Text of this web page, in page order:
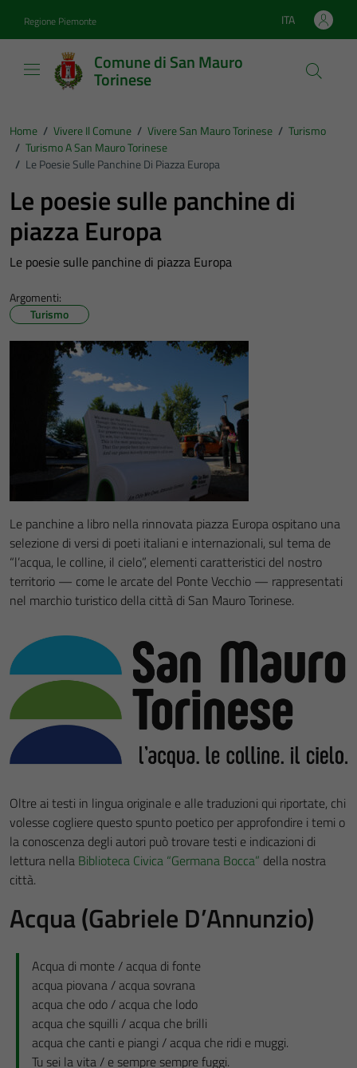
Regione Piemonte Lingua attiva:
ITA
Comune di San Mauro
Torinese
Home / Vivere Il Comune / Vivere San Mauro Torinese / Turismo
/ Turismo A San Mauro Torinese
/ Le Poesie Sulle Panchine Di Piazza Europa
Le poesie sulle panchine di
piazza Europa
Le poesie sulle panchine di piazza Europa
Argomenti:
Turismo
Le panchine a libro nella rinnovata piazza Europa ospitano una
selezione di versi di poeti italiani e internazionali, sul tema de
“l’acqua, le colline, il cielo”, elementi caratteristici del nostro
territorio — come le arcate del Ponte Vecchio — rappresentati
nel marchio turistico della città di San Mauro Torinese.
Oltre ai testi in lingua originale e alle traduzioni qui riportate, chi
volesse cogliere questo spunto poetico per approfondire i temi o
la conoscenza degli autori può trovare testi e indicazioni di
lettura nella Biblioteca Civica “Germana Bocca” della nostra
città.
Acqua (Gabriele D’Annunzio)
Acqua di monte / acqua di fonte
acqua piovana / acqua sovrana
acqua che odo / acqua che lodo
acqua che squilli / acqua che brilli
acqua che canti e piangi / acqua che ridi e muggi.
Tu sei la vita / e sempre sempre fuggi.